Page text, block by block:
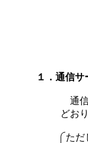
１．通信
通信
どお
ただ